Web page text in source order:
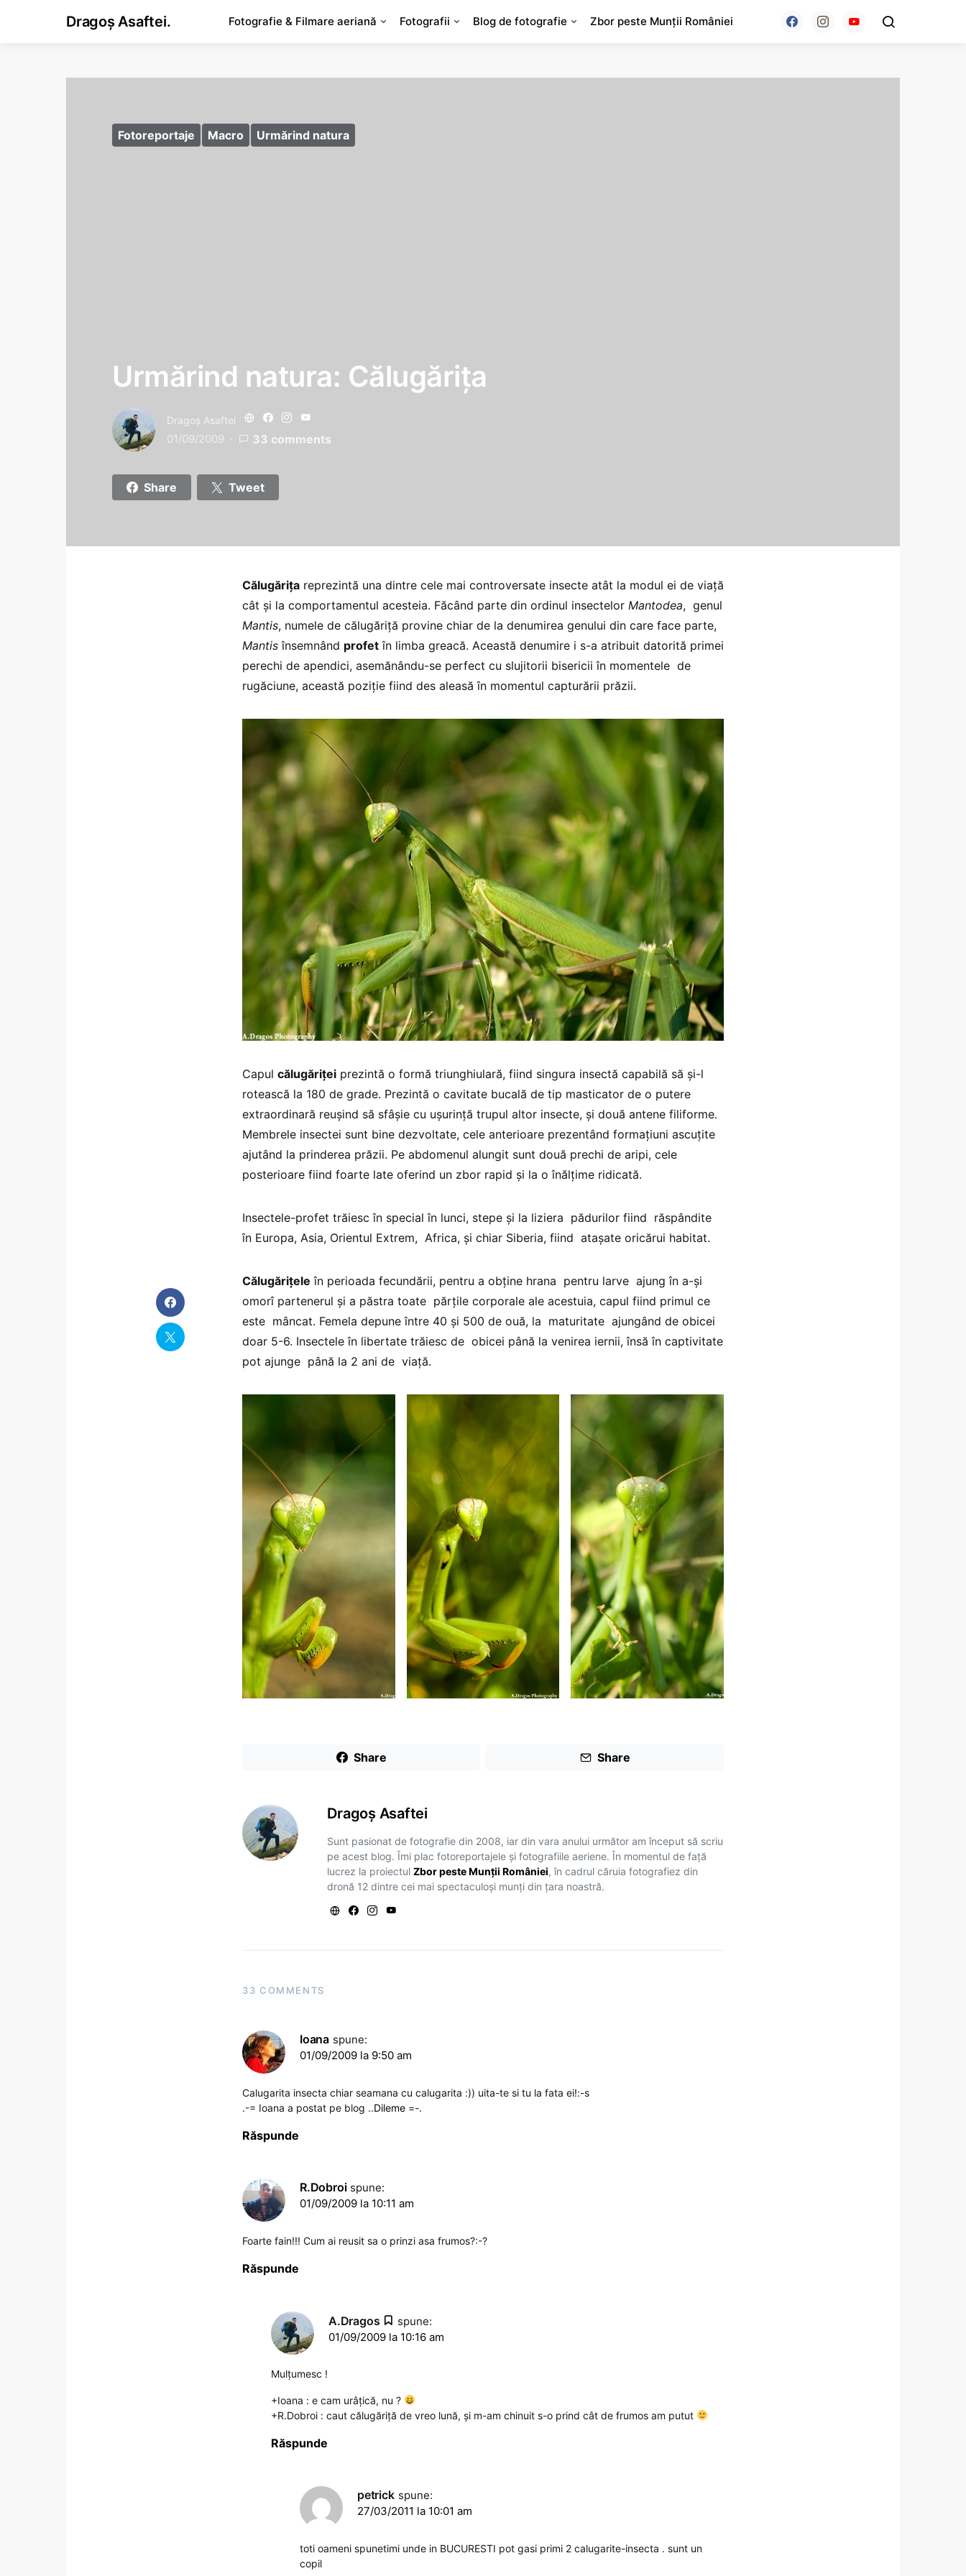
Dragoș Asaftei. Fotografie & Filmare aeriană Fotografii Blog de fotografie Zbor peste Munții României
Fotoreportaje Macro Urmărind natura
Urmărind natura: Călugăriţa
Dragoş Asaftei
01/09/2009 33 comments
Share Tweet
Călugăriţa reprezintă una dintre cele mai controversate insecte atât la modul ei de viaţă
cât şi la comportamentul acesteia. Făcând parte din ordinul insectelor Mantodea, genul
Mantis, numele de călugăriţă provine chiar de la denumirea genului din care face parte,
Mantis însemnând profet în limba greacă. Această denumire i s-a atribuit datorită primei
perechi de apendici, asemănându-se perfect cu slujitorii bisericii în momentele de
rugăciune, această poziţie fiind des aleasă în momentul capturării prăzii.
Capul călugăriţei prezintă o formă triunghiulară, fiind singura insectă capabilă să şi-l
rotească la 180 de grade. Prezintă o cavitate bucală de tip masticator de o putere
extraordinară reuşind să sfâşie cu uşurinţă trupul altor insecte, şi două antene filiforme.
Membrele insectei sunt bine dezvoltate, cele anterioare prezentând formaţiuni ascuţite
ajutând la prinderea prăzii. Pe abdomenul alungit sunt două prechi de aripi, cele
posterioare fiind foarte late oferind un zbor rapid şi la o înălţime ridicată.
Insectele-profet trăiesc în special în lunci, stepe şi la liziera pădurilor fiind răspândite
în Europa, Asia, Orientul Extrem, Africa, şi chiar Siberia, fiind ataşate oricărui habitat.
Călugăriţele în perioada fecundării, pentru a obţine hrana pentru larve ajung în a-şi
omorî partenerul şi a păstra toate părţile corporale ale acestuia, capul fiind primul ce
este mâncat. Femela depune între 40 şi 500 de ouă, la maturitate ajungând de obicei
doar 5-6. Insectele în libertate trăiesc de obicei până la venirea iernii, însă în captivitate
pot ajunge până la 2 ani de viaţă.
Share Share
Dragoş Asaftei
Sunt pasionat de fotografie din 2008, iar din vara anului următor am început să scriu
pe acest blog. Îmi plac fotoreportajele și fotografiile aeriene. În momentul de față
lucrez la proiectulZbor peste Munții României, în cadrul căruia fotografiez din
dronă 12 dintre cei mai spectaculoși munți din țara noastră.
33 COMMENTS
Ioana spune:
01/09/2009 la 9:50 am
Calugarita insecta chiar seamana cu calugarita :)) uita-te si tu la fata ei!:-s
.-= Ioana a postat pe blog ..Dileme =-.
Răspunde
R.Dobroi spune:
01/09/2009 la 10:11 am
Foarte fain!!! Cum ai reusit sa o prinzi asa frumos?:-?
Răspunde
A.Dragos
spune:
01/09/2009 la 10:16 am
Mulţumesc !
+Ioana : e cam urâţică, nu ?
+R.Dobroi : caut călugăriţă de vreo lună, şi m-am chinuit s-o prind cât de frumos am putut
Răspunde
petrick spune:
27/03/2011 la 10:01 am
toti oameni spunetimi unde in BUCURESTI pot gasi primi 2 calugarite-insecta . sunt un
copil